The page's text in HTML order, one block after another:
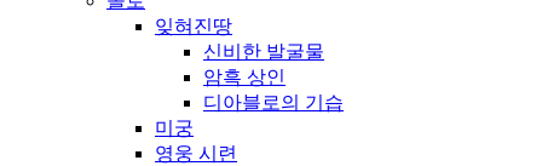
잊혀진땅
신비한 발굴물
암흑 상인
디아블로의 기습
미궁
영웅 시련